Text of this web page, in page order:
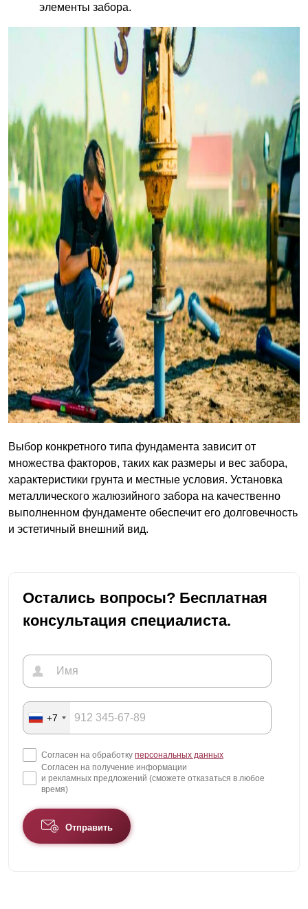
элементы забора.
Выбор конкретного типа фундамента зависит от
множества факторов, таких как размеры и вес забора,
характеристики грунта и местные условия. Установка
металлического жалюзийного забора на качественно
выполненном фундаменте обеспечит его долговечность
и эстетичный внешний вид.
Остались вопросы? Бесплатная
консультация специалиста.
+7
Согласен на обработку персональных данных
Согласен на получение информации
и рекламных предложений (сможете отказаться в любое
время)
Отправить